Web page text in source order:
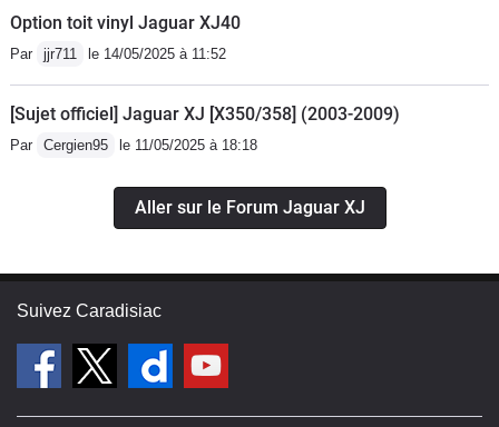
Option toit vinyl Jaguar XJ40
Par jjr711 le 14/05/2025 à 11:52
[Sujet officiel] Jaguar XJ [X350/358] (2003-2009)
Par Cergien95 le 11/05/2025 à 18:18
Aller sur le Forum Jaguar XJ
Suivez Caradisiac